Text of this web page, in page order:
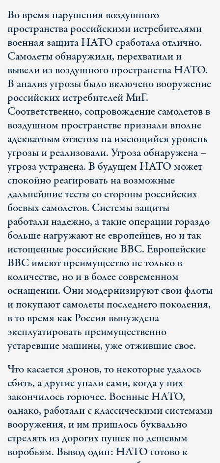
Во время нарушения воздушного
пространства российскими истребителями
военная защита НАТО сработала отлично.
Самолеты обнаружили, перехватили и
вывели из воздушного пространства НАТО.
В анализ угрозы было включено вооружение
российских истребителей МиГ.
Соответственно, сопровождение самолетов в
воздушном пространстве признали вполне
адекватным ответом на имеющийся уровень
угрозы и реализовали. Угроза обнаружена –
угроза устранена. В будущем НАТО может
спокойно реагировать на возможные
дальнейшие тесты со стороны российских
боевых самолетов. Системы защиты
работали надежно, а такие операции гораздо
больше нагружают не европейцев, но и так
истощенные российские ВВС. Европейские
ВВС имеют преимущество не только в
количестве, но и в более современном
оснащении. Они модернизируют свои флоты
и покупают самолеты последнего поколения,
в то время как Россия вынуждена
эксплуатировать преимущественно
устаревшие машины, уже отжившие свое.
Что касается дронов, то некоторые удалось
сбить, а другие упали сами, когда у них
закончилось горючее. Военные НАТО,
однако, работали с классическими системами
вооружения, и им пришлось буквально
стрелять из дорогих пушек по дешевым
воробьям. Вывод один: НАТО готово к